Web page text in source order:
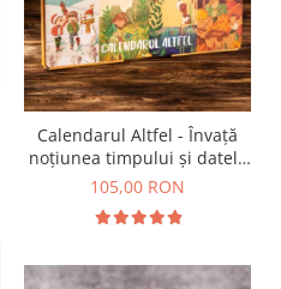
Calendarul Altfel - Învață
noțiunea timpului și datele
importante din an
105,00 RON